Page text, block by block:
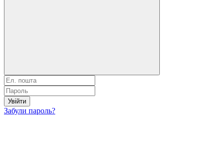
Увійти
Забули пароль?